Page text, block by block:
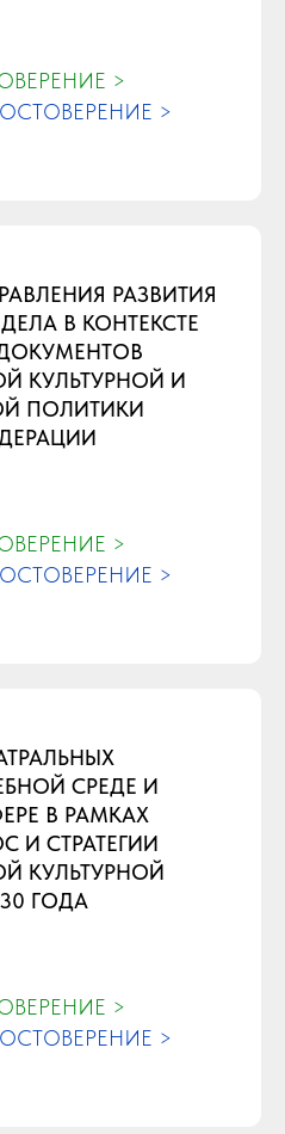
>
>
РАЗВИТИЯ
В КОНТЕКСТЕ
КУЛЬТУРНОЙ И
ПОЛИТИКИ
>
>
СРЕДЕ И
В РАМКАХ
И СТРАТЕГИИ
КУЛЬТУРНОЙ
ГОДА
>
>